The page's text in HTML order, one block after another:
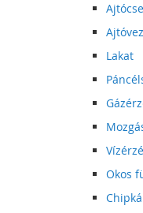
Lakat
Okos